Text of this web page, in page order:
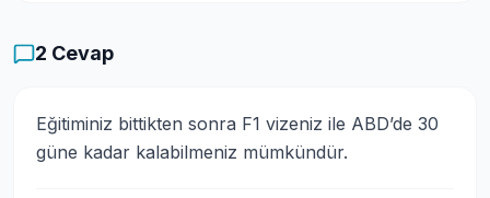
2 Cevap
Eğitiminiz bittikten sonra F1 vizeniz ile ABD’de 30
güne kadar kalabilmeniz mümkündür.